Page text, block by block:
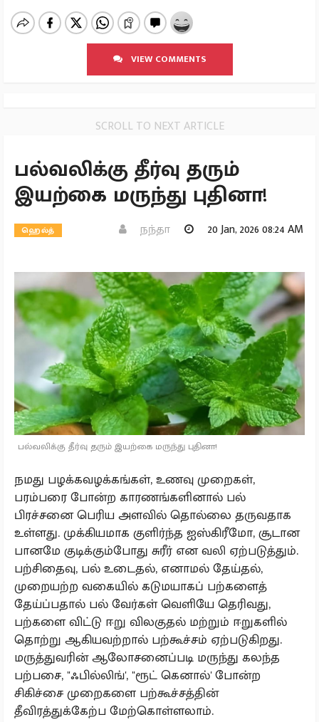
VIEW COMMENTS
SCROLL TO NEXT ARTICLE
பல்வலிக்கு தீர்வு தரும்
இயற்கை மருந்து புதினா!
ஹெல்த் நந்தா 20 Jan, 2026 08:24 AM
பல்வலிக்கு தீர்வு தரும் இயற்கை மருந்து புதினா!
நமது பழக்கவழக்கங்கள், உணவு முறைகள்,
பரம்பரை போன்ற காரணங்களினால் பல்
பிரச்சனை பெரிய அளவில் தொல்லை தருவதாக
உள்ளது. முக்கியமாக குளிர்ந்த ஐஸ்கிரீமோ, சூடான
பானமே குடிக்கும்போது சுரீர் என வலி ஏற்படுத்தும்.
பற்சிதைவு, பல் உடைதல், எனாமல் தேய்தல்,
முறையற்ற வகையில் கடுமயாகப் பற்களைத்
தேய்ப்பதால் பல் வேர்கள் வெளியே தெரிவது,
பற்களை விட்டு ஈறு விலகுதல் மற்றும் ஈறுகளில்
தொற்று ஆகியவற்றால் பற்கூச்சம் ஏற்படுகிறது.
மருத்துவரின் ஆலோசனைப்படி மருந்து கலந்த
பற்பசை, "ஃபில்லிங்', "ரூட் கெனால்' போன்ற
சிகிச்சை முறைகளை பற்கூச்சத்தின்
தீவிரத்துக்கேற்ப மேற்கொள்ளலாம்.